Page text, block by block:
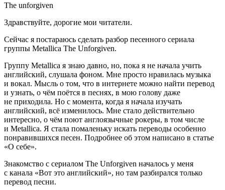
The unforgiven
Здравствуйте, дорогие мои читатели.
Сейчас я постараюсь сделать разбор песенного сериала
группы Metallica The Unforgiven.
Группу Metallica я знаю давно, но, пока я не начала учить
английский, слушала фоном. Мне просто нравилась музыка
и вокал. Мысль о том, что в интернете можно найти перевод
и узнать, о чём поётся в песнях, в мою голову даже
не приходила. Но с момента, когда я начала изучать
английский, всё изменилось. Мне стало действительно
интересно, о чём поют англоязычные рокеры, в том числе
и Metallica. Я стала помаленьку искать переводы особенно
понравившихся песен. Подробнее об этом написано в статье
«О себе».
Знакомство с сериалом The Unforgiven началось у меня
с канала «Вот это английский», но там разбирался только
перевод песни.